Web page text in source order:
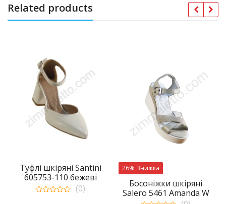
Related products
Туфлі шкіряні Santini
605753-110 бежеві
(0)
26% Знижка
Босоніжки шкіряні
Salero 5461 Amanda W